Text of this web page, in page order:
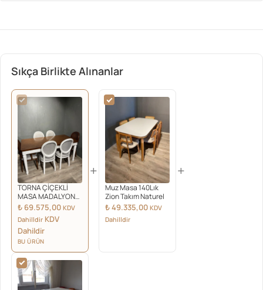
Sıkça Birlikte Alınanlar
TORNA ÇİÇEKLİ
MASA MADALYON
SANDALYE TAKIM
BEYAZ
₺ 69.575,00 KDV
Dahilldir KDV
Dahildir
BU ÜRÜN
+
Muz Masa 140Lık
Zion Takım Naturel
₺49.335,00 KDV
Dahilldir
+